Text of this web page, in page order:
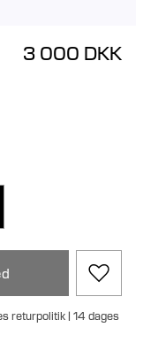
3 000 DKK
returpolitik | 14 dages